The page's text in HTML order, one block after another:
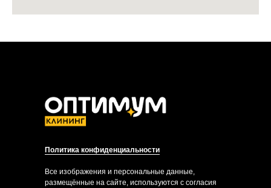
Политика конфиденциальности
Все изображения и персональные данные,
размещённые на сайте, используются с согласия